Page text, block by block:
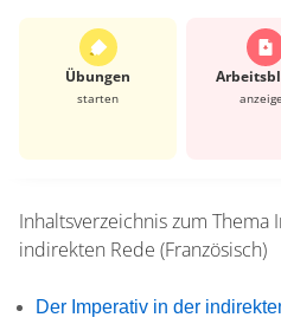
Übungen
starten
Inhaltsverzeichnis zum Thema
indirekten Rede (Französisch)
Der Imperativ in der